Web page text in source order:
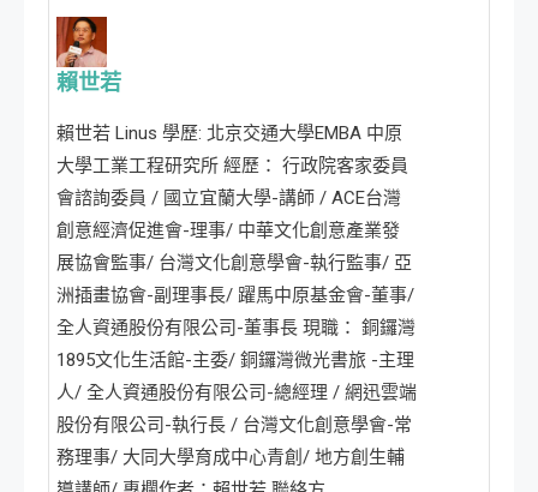
賴世若
賴世若 Linus 學歷: 北京交通大學EMBA 中原
大學工業工程研究所 經歷： 行政院客家委員
會諮詢委員 / 國立宜蘭大學-講師 / ACE台灣
創意經濟促進會-理事/ 中華文化創意產業發
展協會監事/ 台灣文化創意學會-執行監事/ 亞
洲插畫協會-副理事長/ 躍馬中原基金會-董事/
全人資通股份有限公司-董事長 現職： 銅鑼灣
1895文化生活館-主委/ 銅鑼灣微光書旅 -主理
人/ 全人資通股份有限公司-總經理 / 網迅雲端
股份有限公司-執行長 / 台灣文化創意學會-常
務理事/ 大同大學育成中心青創/ 地方創生輔